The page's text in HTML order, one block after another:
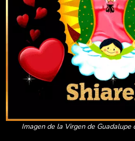
Imagen de la Virgen de Guadalupe